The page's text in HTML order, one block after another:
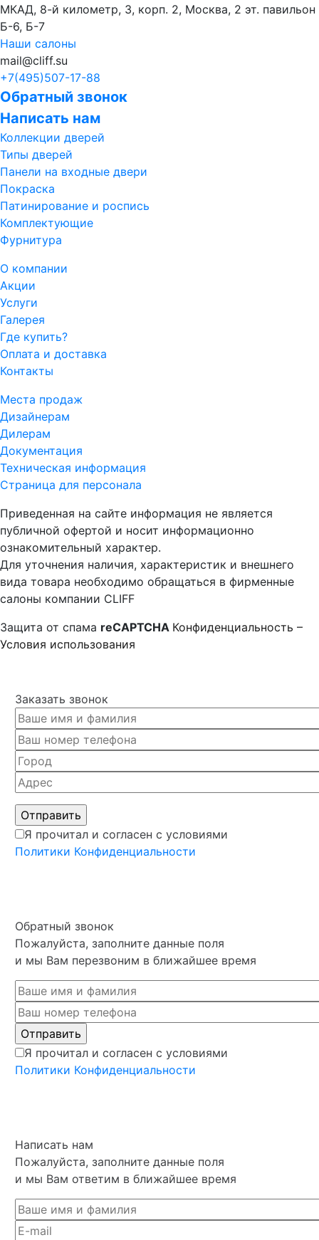
МКАД, 8-й километр, 3, корп. 2, Москва, 2 эт. павильон
Б-6, Б-7
Наши салоны
mail@cliff.su
+7(495)507-17-88
Обратный звонок
Написать нам
Коллекции дверей
Типы дверей
Панели на входные двери
Покраска
Патинирование и роспись
Комплектующие
Фурнитура
О компании
Акции
Услуги
Галерея
Где купить?
Оплата и доставка
Контакты
Места продаж
Дизайнерам
Дилерам
Документация
Техническая информация
Страница для персонала
Приведенная на сайте информация не является
публичной офертой и носит информационно
ознакомительный характер.
Для уточнения наличия, характеристик и внешнего
вида товара необходимо обращаться в фирменные
салоны компании CLIFF
Защита от спама reCAPTCHA Конфиденциальность –
Условия использования
Заказать звонок
Я прочитал и согласен с условиями
Политики Конфиденциальности
Обратный звонок
Пожалуйста, заполните данные поля
и мы Вам перезвоним в ближайшее время
Я прочитал и согласен с условиями
Политики Конфиденциальности
Написать нам
Пожалуйста, заполните данные поля
и мы Вам ответим в ближайшее время